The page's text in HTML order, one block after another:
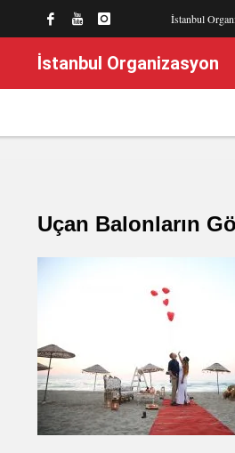
İstanbul
İstanbul Organizasyon
Uçan Balonların